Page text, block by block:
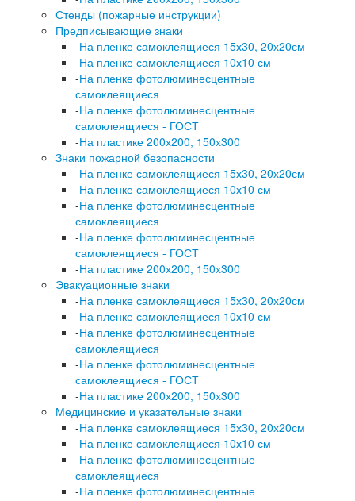
Стенды (пожарные инструкции)
Предписывающие знаки
-На пленке самоклеящиеся 15х30, 20х20см
-На пленке самоклеящиеся 10х10 см
-На пленке фотолюминесцентные
самоклеящиеся
-На пленке фотолюминесцентные
самоклеящиеся - ГОСТ
-На пластике 200х200, 150х300
Знаки пожарной безопасности
-На пленке самоклеящиеся 15х30, 20х20см
-На пленке самоклеящиеся 10х10 см
-На пленке фотолюминесцентные
самоклеящиеся
-На пленке фотолюминесцентные
самоклеящиеся - ГОСТ
-На пластике 200х200, 150х300
Эвакуационные знаки
-На пленке самоклеящиеся 15х30, 20х20см
-На пленке самоклеящиеся 10х10 см
-На пленке фотолюминесцентные
самоклеящиеся
-На пленке фотолюминесцентные
самоклеящиеся - ГОСТ
-На пластике 200х200, 150х300
Медицинские и указательные знаки
-На пленке самоклеящиеся 15х30, 20х20см
-На пленке самоклеящиеся 10х10 см
-На пленке фотолюминесцентные
самоклеящиеся
-На пленке фотолюминесцентные